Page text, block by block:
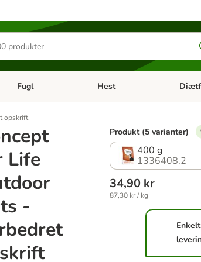
Gnaver
Åben kategori menu: Fisk
Fugl Åben kategori menu: Fugl
Hest Åben
opskrift
Life
-
Produkt (5 varianter)
400 g
1336408.2
34,90 kr
87,30 kr / kg
Enkelt